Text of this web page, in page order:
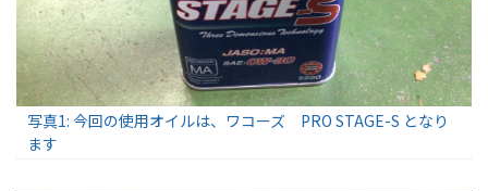
写真1: 今回の使用オイルは、ワコーズ PRO STAGE-S となり
ます